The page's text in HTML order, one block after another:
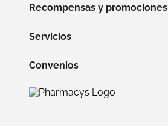
Recompensas y promociones
Servicios
Convenios